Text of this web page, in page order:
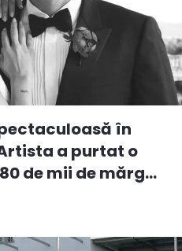
în
a purtat o
de mii de mărg...